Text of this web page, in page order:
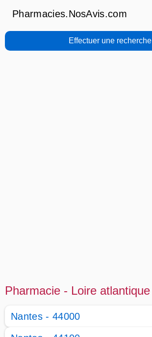
Pharmacies.NosAvis.com
Effectuer une recherche
Pharmacie - Loire atlantique
Nantes - 44000